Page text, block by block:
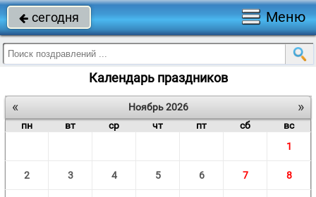
 сегодня Меню
Календарь праздников
« »
Ноябрь 2026
пн
вт ср чт пт сб
вс
1
2 3 4 5 6 7 8